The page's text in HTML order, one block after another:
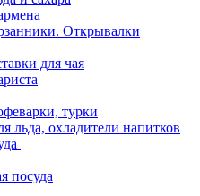
Открывалки
для чая
турки
льда, охладители напитков
посуда